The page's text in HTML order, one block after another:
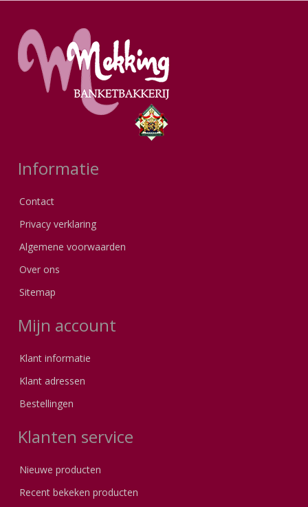
Informatie
Contact
Privacy verklaring
Algemene voorwaarden
Over ons
Sitemap
Mijn account
Klant informatie
Klant adressen
Bestellingen
Klanten service
Nieuwe producten
Recent bekeken producten